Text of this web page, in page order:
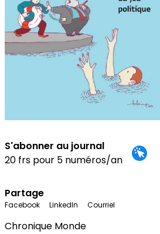
S'abonner au journal
20 frs pour 5 numéros/an
Partage
Facebook LinkedIn Courriel
Chronique Monde